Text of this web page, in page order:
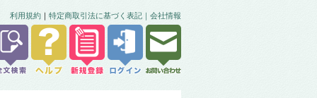
利用規約 ｜ 特定商取引法に基づく表記｜ 会社情報